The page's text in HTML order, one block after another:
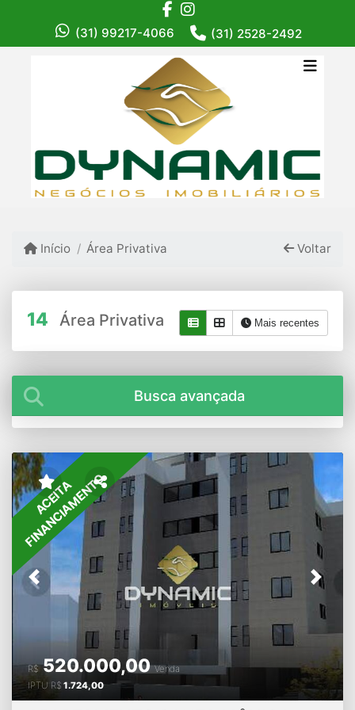
(31) 99217-4066 (31) 2528-2492
Início Área Privativa Voltar
14 Área Privativa Mais recentes
Busca avançada
Previous Next
ACEITA
FINANCIAMENTO
R$520.000,00Venda
IPTU R$ 1.724,00